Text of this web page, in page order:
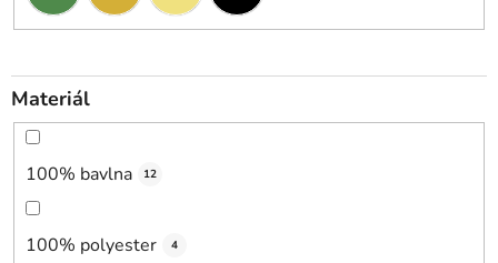
Materiál
100% bavlna 12
100% polyester 4